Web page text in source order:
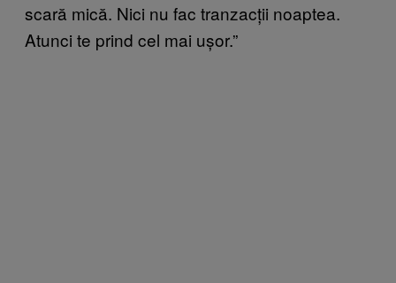
scară mică. Nici nu fac tranzacții noaptea.
Atunci te prind cel mai ușor.”